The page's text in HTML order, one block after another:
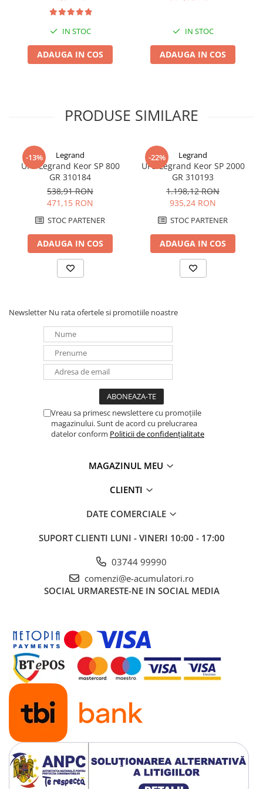
Dimensiuni: 390 x 146 x 205 mm
IN STOC
ADAUGA IN COS
IN STOC
ADAUGA IN COS
PRODUSE SIMILARE
-13% Legrand
UPS Legrand Keor SP 800
GR 310184
538,91 RON
471,15 RON
STOC PARTENER
ADAUGA IN COS
-22% Legrand
UPS Legrand Keor SP 2000
GR 310193
1.198,12 RON
935,24 RON
STOC PARTENER
ADAUGA IN COS
Newsletter Nu rata ofertele si promotiile noastre
Vreau sa primesc newslettere cu promoțiile
magazinului. Sunt de acord cu prelucrarea
datelor conform Politicii de confidențialitate
MAGAZINUL MEU
CLIENTI
DATE COMERCIALE
SUPORT CLIENTI LUNI - VINERI 10:00 - 17:00
03744 99990
comenzi@e-acumulatori.ro
SOCIAL URMARESTE-NE IN SOCIAL MEDIA